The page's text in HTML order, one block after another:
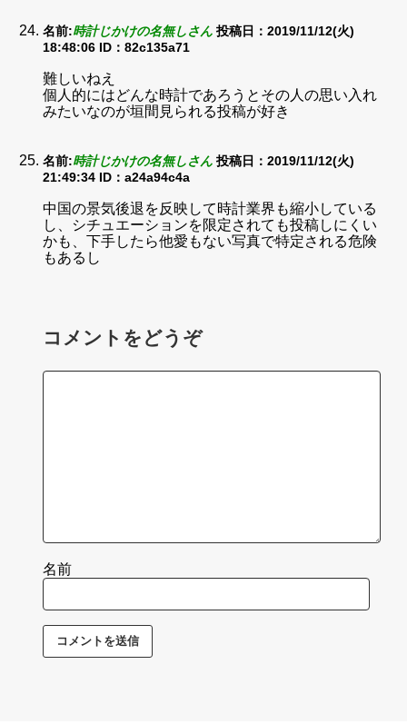
名前:時計じかけの名無しさん 投稿日：2019/11/12(火)
18:48:06 ID：82c135a71
難しいねえ
個人的にはどんな時計であろうとその人の思い入れ
みたいなのが垣間見られる投稿が好き
名前:時計じかけの名無しさん 投稿日：2019/11/12(火)
21:49:34 ID：a24a94c4a
中国の景気後退を反映して時計業界も縮小している
し、シチュエーションを限定されても投稿しにくい
かも、下手したら他愛もない写真で特定される危険
もあるし
コメントをどうぞ
名前